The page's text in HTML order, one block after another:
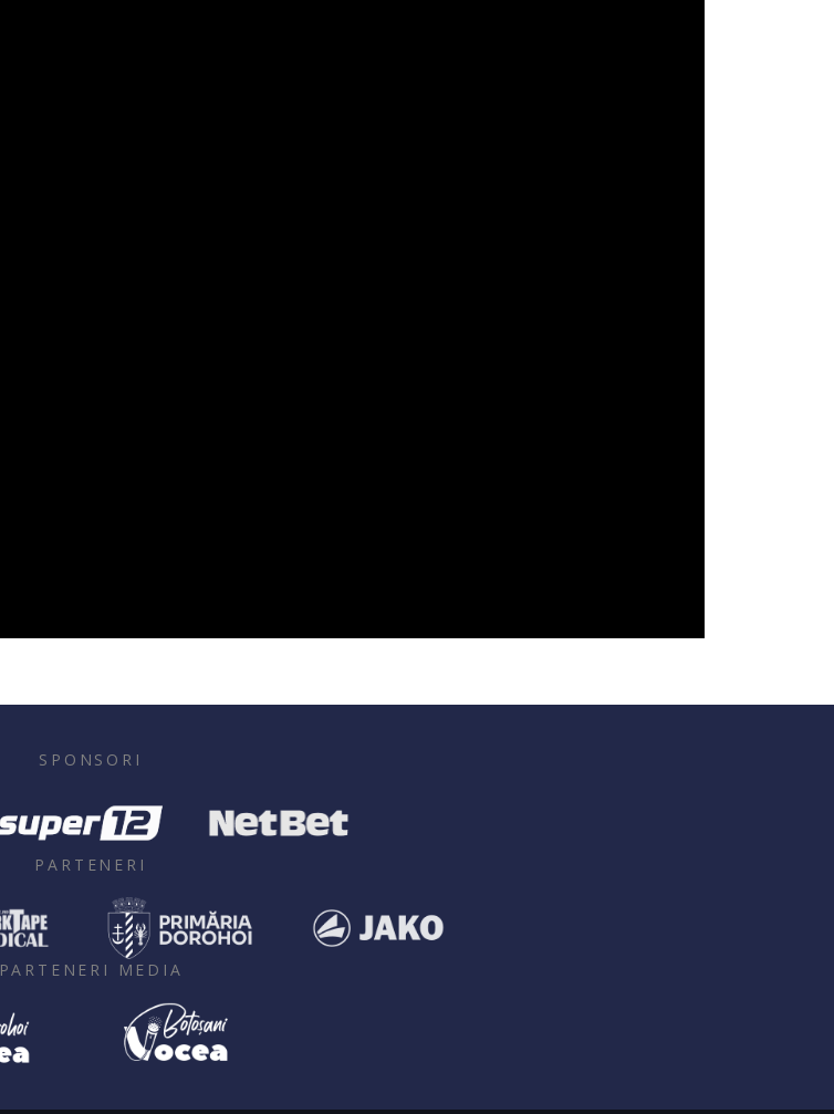
SPONSORI
PARTENERI
PARTENERI MEDIA